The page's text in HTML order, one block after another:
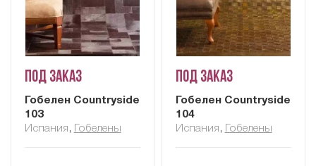
Под заказ
Гобелен Сountryside
103
Испания , Гобелены
Под заказ
Гобелен Сountryside
104
Испания , Гобелены